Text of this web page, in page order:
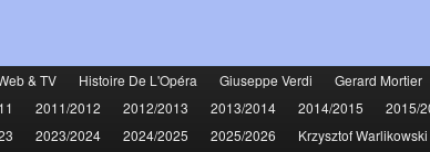
& TV Histoire De L'Opéra Giuseppe Verdi Gerard Mortier
2011/2012 2012/2013 2013/2014 2014/2015 2015/
2023/2024 2024/2025 2025/2026 Krzysztof Warlikowski